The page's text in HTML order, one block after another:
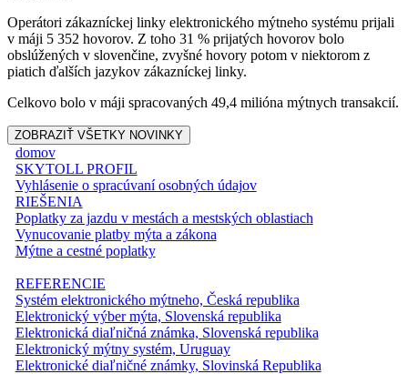
Operátori zákazníckej linky elektronického mýtneho systému prijali
v máji 5 352 hovorov. Z toho 31 % prijatých hovorov bolo
obslúžených v slovenčine, zvyšné hovory potom v niektorom z
piatich ďalších jazykov zákazníckej linky.
Celkovo bolo v máji spracovaných 49,4 milióna mýtnych transakcií.
ZOBRAZIŤ VŠETKY NOVINKY
domov
SKYTOLL PROFIL
Vyhlásenie o spracúvaní osobných údajov
RIEŠENIA
Poplatky za jazdu v mestách a mestských oblastiach
Vynucovanie platby mýta a zákona
Mýtne a cestné poplatky
REFERENCIE
Systém elektronického mýtneho, Česká republika
Elektronický výber mýta, Slovenská republika
Elektronická diaľničná známka, Slovenská republika
Elektronický mýtny systém, Uruguay
Elektronické diaľničné známky, Slovinská Republika